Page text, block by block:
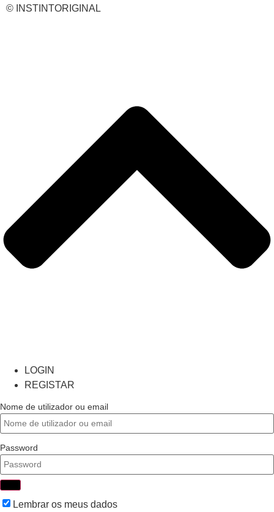
© INSTINTORIGINAL
LOGIN
REGISTAR
Nome de utilizador ou email
Password
Lembrar os meus dados